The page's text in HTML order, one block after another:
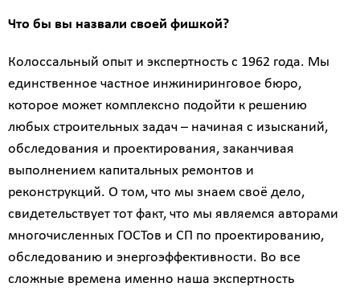
Что бы вы назвали своей фишкой?
Колоссальный опыт и экспертность с 1962 года. Мы
единственное частное инжиниринговое бюро,
которое может комплексно подойти к решению
любых строительных задач – начиная с изысканий,
обследования и проектирования, заканчивая
выполнением капитальных ремонтов и
реконструкций. О том, что мы знаем своё дело,
свидетельствует тот факт, что мы являемся авторами
многочисленных ГОСТов и СП по проектированию,
обследованию и энергоэффективности. Во все
сложные времена именно наша экспертность